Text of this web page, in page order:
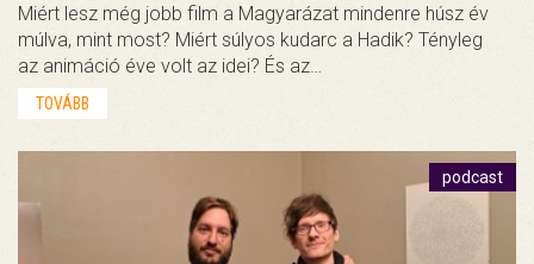
Miért lesz még jobb film a Magyarázat mindenre húsz év
múlva, mint most? Miért súlyos kudarc a Hadik? Tényleg
az animáció éve volt az idei? És az…
TOVÁBB
podcast